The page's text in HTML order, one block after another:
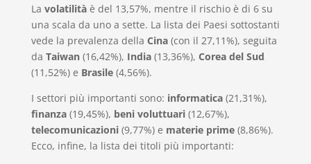
La volatilitàè del 13,57%, mentre il rischio è di 6 su
una scala da uno a sette. La lista dei Paesi sottostanti
vede la prevalenza della Cina(con il 27,11%), seguita
da Taiwan (16,42%), India(13,36%), Corea del Sud
(11,52%) e Brasile(4,56%).
I settori più importanti sono: informatica(21,31%),
finanza(19,45%), beni voluttuari(12,67%),
telecomunicazioni(9,77%) e materie prime(8,86%).
Ecco, infine, la lista dei titoli più importanti: